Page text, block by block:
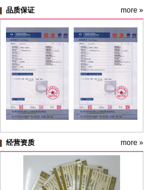
黄金纯金首饰新国标明年实施，“千足
金”标准取消
纪念银币制作与纪念金币定制：明确使
用目的很重要
纪念币盒子的九大类价格及档次
纯金银纪念章定制材料价格预算
品质保证 more »
经营资质 more »